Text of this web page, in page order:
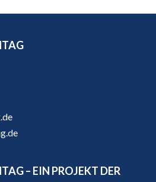
– EIN PROJEKT DER